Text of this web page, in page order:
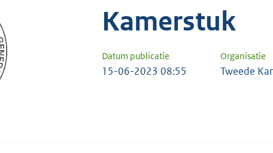
Kamerstuk
Datum publicatie Organisatie
15-06-2023 08:55 Tweede